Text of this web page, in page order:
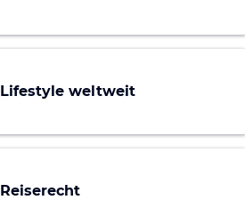
Lifestyle weltweit
Reiserecht